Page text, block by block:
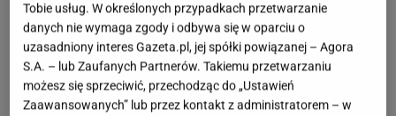
5 łyżek oleju,
1 kg śliwek.
Ciasto ucierane ze śliwkami. Składniki suche:
Tobie usług. W określonych przypadkach przetwarzanie
danych nie wymaga zgody i odbywa się w oparciu o
uzasadniony interes Gazeta.pl, jej spółki powiązanej – Agora
S.A. – lub Zaufanych Partnerów. Takiemu przetwarzaniu
możesz się sprzeciwić, przechodząc do „Ustawień
Zaawansowanych” lub przez kontakt z administratorem – w